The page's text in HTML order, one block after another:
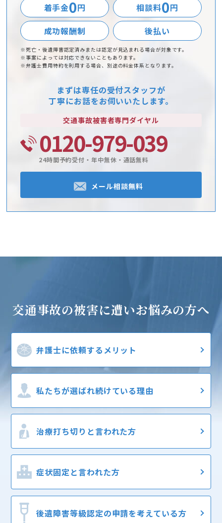
着手金0円 相談料0円
成功報酬制
後払い
※死亡・後遺障害認定済みまたは認定が見込まれる場合が対象です。
※事案によっては対応できないこともあります。
※弁護士費用特約を利用する場合、別途の料金体系となります。
まずは専任の受付スタッフが
丁寧にお話をお伺いいたします。
交通事故被害者専門ダイヤル
0120-979-039
24時間予約受付・年中無休・通話無料
メール相談無料
交通事故の被害に遭いお悩みの方へ
弁護士に依頼するメリット
私たちが選ばれ続けている理由
治療打ち切りと言われた方
症状固定と言われた方
後遺障害等級認定の申請を考えている方